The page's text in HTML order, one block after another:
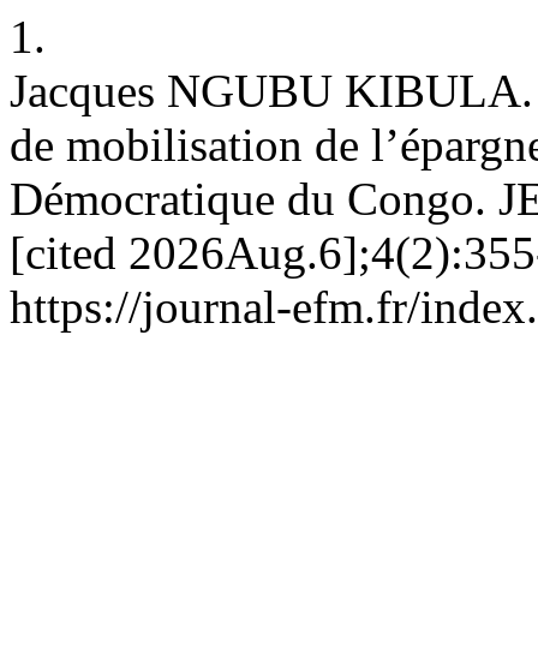
1.
Jacques NGUBU KIBULA.
de mobilisation de
Démocratique du Congo.
[cited
https://journal-efm.fr/